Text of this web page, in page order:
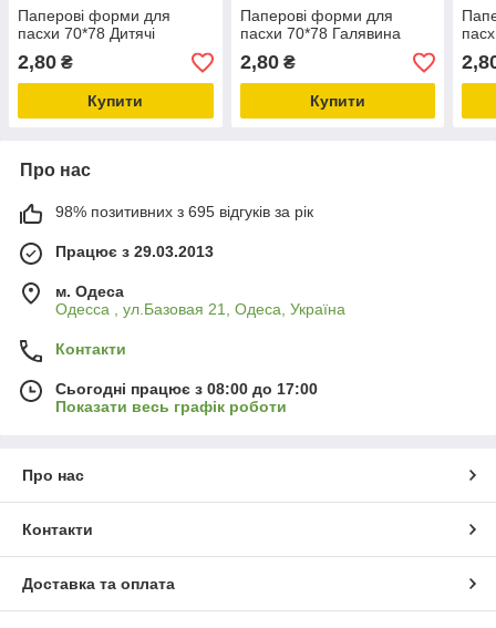
Паперові форми для
пасхи 70*78 Дитячі
2,80 ₴
Купити
Паперові форми для
пасхи 70*78 Галявина
2,80₴
Купити
Про нас
98% позитивних з 695 відгуків за рік
Працює з 29.03.2013
м. Одеса
Одесса , ул.Базовая 21, Одеса, Україна
Контакти
Сьогодні працює з 08:00 до 17:00
Показати весь графік роботи
Про нас
Контакти
Доставка та оплата